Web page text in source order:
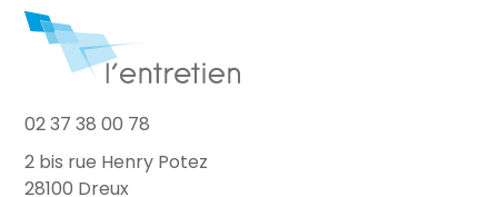
02 37 38 00 78
2 bis rue Henry Potez
28100 Dreux